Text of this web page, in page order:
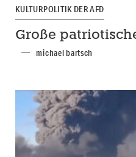
KULTURPOLITIK DER AFD
Große
michael bartsch